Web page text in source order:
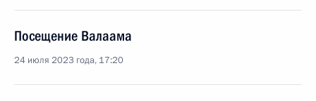
Посещение Валаама
24 июля 2023 года, 17:20